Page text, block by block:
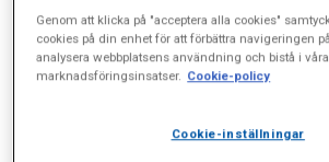
Genom att klicka på "acceptera alla cookies"
cookies på din enhet för att förbättra navigeringen
analysera webbplatsens användning och bistå i våra
marknadsföringsinsatser. Cookie-policy
Cookie-inställningar